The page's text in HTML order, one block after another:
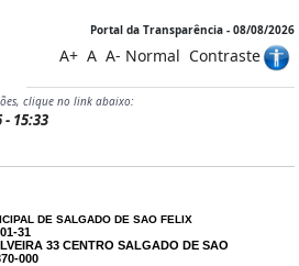
Portal da Transparência - 08/08/2026
A+ A A- Normal Contraste
clique no link abaixo:
15:33
DE SALGADO DE SAO FELIX
31
33 CENTRO SALGADO DE SAO
000